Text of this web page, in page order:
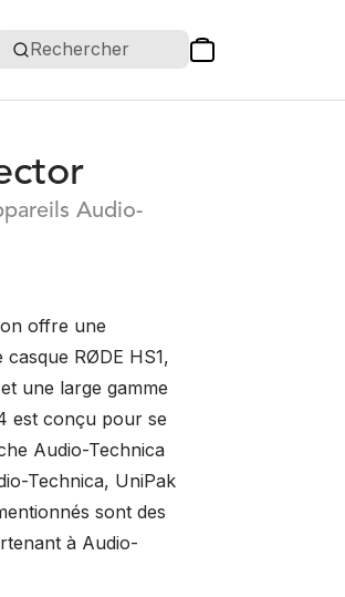
Rechercher
Audio-
offre une
RØDE HS1,
une large gamme
est conçu pour se
Audio-Technica
Technica, UniPak
sont des
à Audio-